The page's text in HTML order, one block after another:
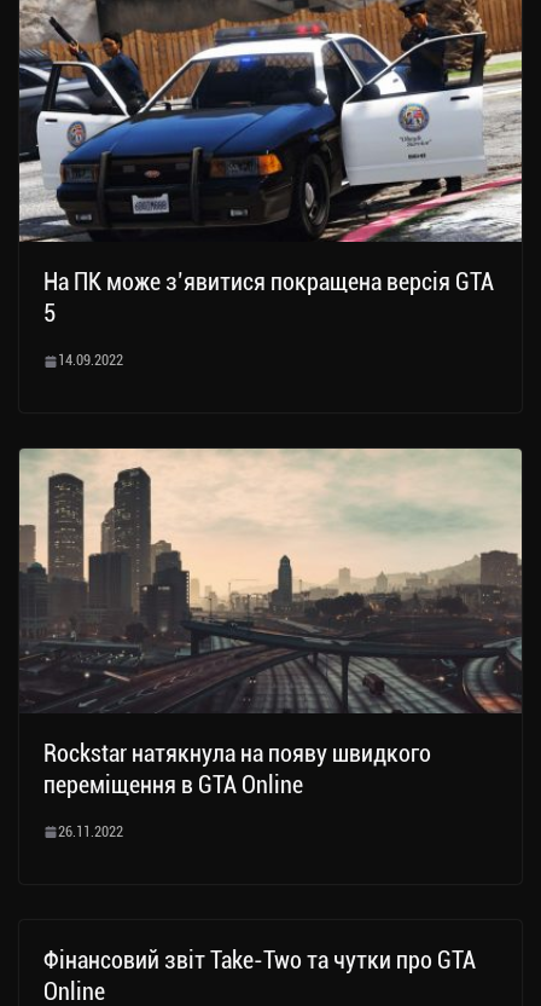
На ПК може з’явитися покращена версія GTA
5
14.09.2022
Rockstar натякнула на появу швидкого
переміщення в GTA Online
26.11.2022
Фінансовий звіт Take-Two та чутки про GTA
Online